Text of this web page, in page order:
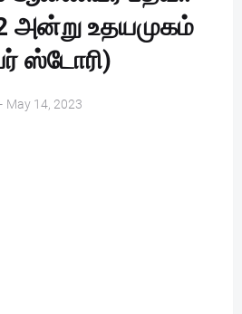
அன்று உதயமுகம்
ஸ்டோரி)
- May 14, 2023